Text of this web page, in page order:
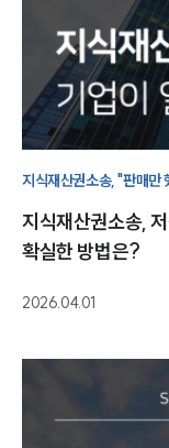
지식재산권소송, "판매만
살펴보겠습니다.
지식재산권소송,
확실한 방법은?
2026.04.01